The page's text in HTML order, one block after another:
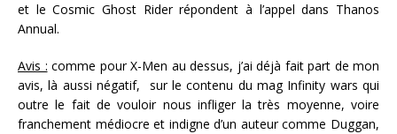
et le Cosmic Ghost Rider répondent à l’appel dans Thanos
Annual.
Avis : comme pour X-Men au dessus, j’ai déjà fait part de mon
avis, là aussi négatif, sur le contenu du mag Infinity wars qui
outre le fait de vouloir nous infliger la très moyenne, voire
franchement médiocre et indigne d’un auteur comme Duggan,